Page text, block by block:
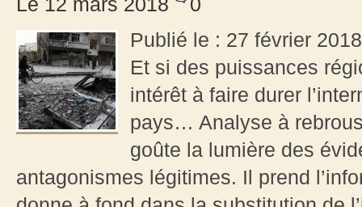
Publié le : 27 février
Et si des puissances
intérêt à faire durer
pays… Analyse à
goûte la lumière des
antagonismes légitimes. Il prend